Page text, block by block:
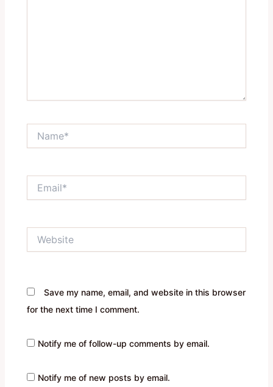
Save my name, email, and website in this browser
for the next time I comment.
Notify me of follow-up comments by email.
Notify me of new posts by email.